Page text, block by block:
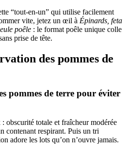
“tout-en-un” qui utilise facilement
vite, jetez un œil à Épinards, feta
poêle : le format poêle unique colle
prise de tête.
des pommes de
pommes de terre pour éviter
obscurité totale et fraîcheur modérée
contenant respirant. Puis un tri
adore les lots qu’on n’ouvre jamais.